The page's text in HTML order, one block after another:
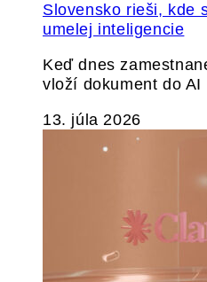
Slovensko rieši, kde
umelej inteligencie
Keď dnes
vloží dokument do
13. júla 2026